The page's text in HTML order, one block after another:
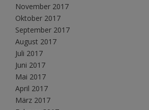
November 2017
Oktober 2017
September 2017
August 2017
Juli 2017
Juni 2017
Mai 2017
April 2017
März 2017